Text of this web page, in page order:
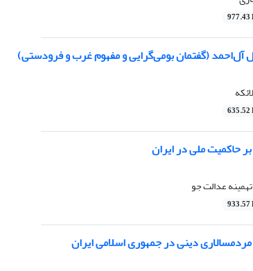
977.43
آل‌احمد (گفتمان بومی‌گرایی و مفهوم غرب و فرودستی)
635.52
بر حاکمیت ملی در ایران
عدالت جو
933.57
دینی در جمهوری اسلامی ایران